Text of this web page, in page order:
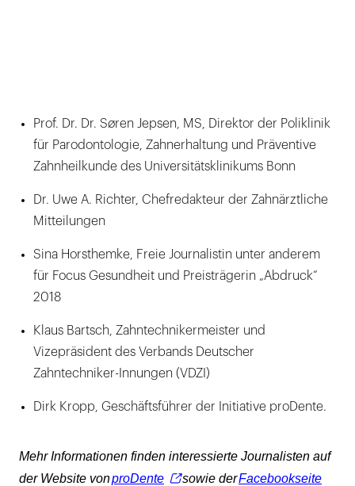
Prof. Dr. Dr. Søren Jepsen, MS, Direktor der Poliklinik
für Parodontologie, Zahnerhaltung und Präventive
Zahnheilkunde des Universitätsklinikums Bonn
Dr. Uwe A. Richter, Chefredakteur der Zahnärztliche
Mitteilungen
Sina Horsthemke, Freie Journalistin unter anderem
für Focus Gesundheit und Preisträgerin „Abdruck“
2018
Klaus Bartsch, Zahntechnikermeister und
Vizepräsident des Verbands Deutscher
Zahntechniker-Innungen (VDZI)
Dirk Kropp, Geschäftsführer der Initiative proDente.
Mehr Informationen finden interessierte Journalisten auf
der Website vonproDente sowie derFacebookseite